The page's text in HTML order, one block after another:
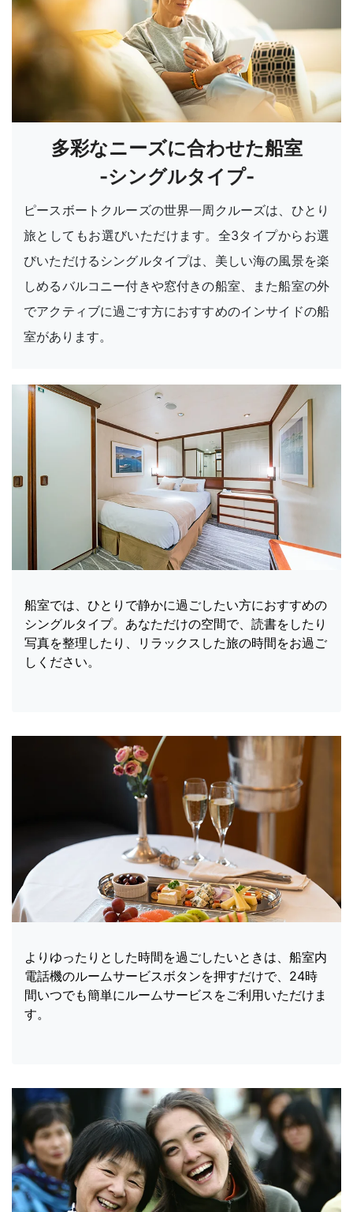
多彩なニーズに合わせた船室
-シングルタイプ-
ピースボートクルーズの世界一周クルーズは、ひとり
旅としてもお選びいただけます。全3タイプからお選
びいただけるシングルタイプは、美しい海の風景を楽
しめるバルコニー付きや窓付きの船室、また船室の外
でアクティブに過ごす方におすすめのインサイドの船
室があります。
船室では、ひとりで静かに過ごしたい方におすすめの
シングルタイプ。あなただけの空間で、読書をしたり
写真を整理したり、リラックスした旅の時間をお過ご
しください。
よりゆったりとした時間を過ごしたいときは、船室内
電話機のルームサービスボタンを押すだけで、24時
間いつでも簡単にルームサービスをご利用いただけま
す。